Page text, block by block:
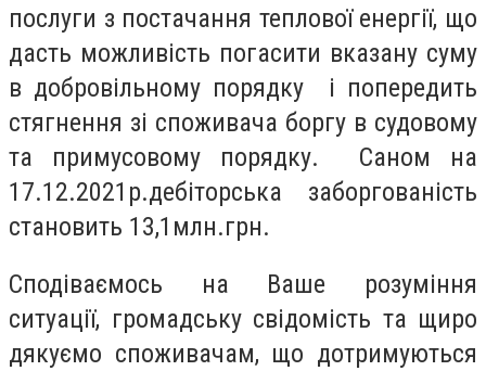
послуги з постачання теплової енергії, що
дасть можливість погасити вказану суму
в добровільному порядку і попередить
стягнення зі споживача боргу в судовому
та примусовому порядку. Саном на
17.12.2021р.дебіторська заборгованість
становить 13,1млн.грн.
Сподіваємось на Ваше розуміння
ситуації, громадську свідомість та щиро
дякуємо споживачам, що дотримуються